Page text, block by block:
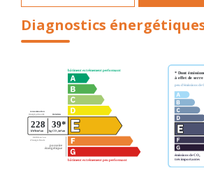
Diagnostics